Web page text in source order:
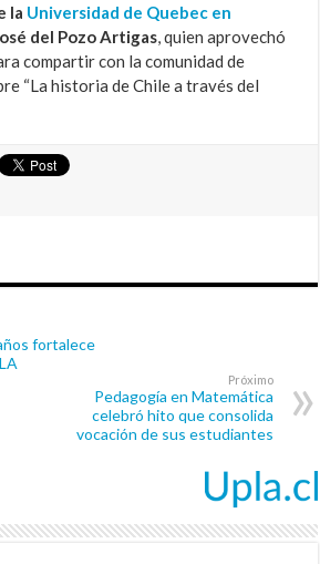
la Universidad de Quebec en
del Pozo Artigas, quien aprovechó
compartir con la comunidad de
“La historia de Chile a través del
fortalece
Próximo
Pedagogía en Matemática
celebró hito que consolida
vocación de sus estudiantes